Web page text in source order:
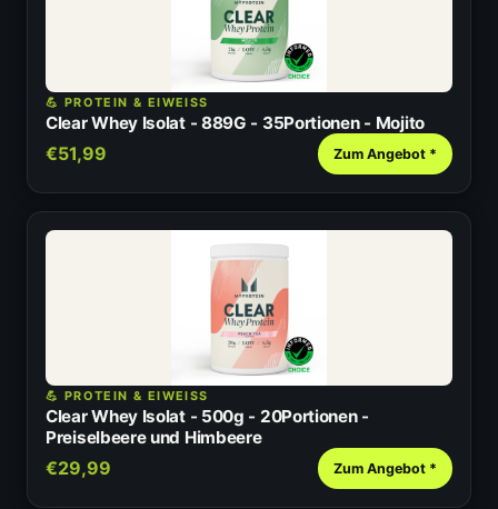
💪 PROTEIN & EIWEISS
Clear Whey Isolat - 889G - 35Portionen - Mojito
€51,99 Zum Angebot *
💪 PROTEIN & EIWEISS
Clear Whey Isolat - 500g - 20Portionen -
Preiselbeere und Himbeere
€29,99 Zum Angebot *